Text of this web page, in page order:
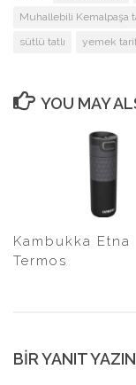
Muhallebili Kemalpaşa
sütlü tatlı
yemek
YOU MAY
Kambukka Etna
Termos
BIR YANIT YAZIN